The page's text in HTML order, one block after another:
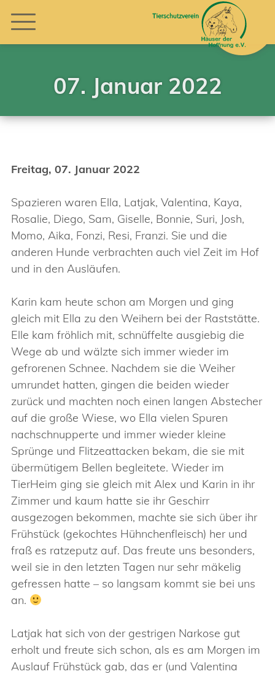
07. Januar 2022
Freitag, 07. Januar 2022
Spazieren waren Ella, Latjak, Valentina, Kaya,
Rosalie, Diego, Sam, Giselle, Bonnie, Suri, Josh,
Momo, Aika, Fonzi, Resi, Franzi. Sie und die
anderen Hunde verbrachten auch viel Zeit im Hof
und in den Ausläufen.
Karin kam heute schon am Morgen und ging
gleich mit Ella zu den Weihern bei der Raststätte.
Elle kam fröhlich mit, schnüffelte ausgiebig die
Wege ab und wälzte sich immer wieder im
gefrorenen Schnee. Nachdem sie die Weiher
umrundet hatten, gingen die beiden wieder
zurück und machten noch einen langen Abstecher
auf die große Wiese, wo Ella vielen Spuren
nachschnupperte und immer wieder kleine
Sprünge und Flitzeattacken bekam, die sie mit
übermütigem Bellen begleitete. Wieder im
TierHeim ging sie gleich mit Alex und Karin in ihr
Zimmer und kaum hatte sie ihr Geschirr
ausgezogen bekommen, machte sie sich über ihr
Frühstück (gekochtes Hühnchenfleisch) her und
fraß es ratzeputz auf. Das freute uns besonders,
weil sie in den letzten Tagen nur sehr mäkelig
gefressen hatte – so langsam kommt sie bei uns
an.
Latjak hat sich von der gestrigen Narkose gut
erholt und freute sich schon, als es am Morgen im
Auslauf Frühstück gab, das er (und Valentina